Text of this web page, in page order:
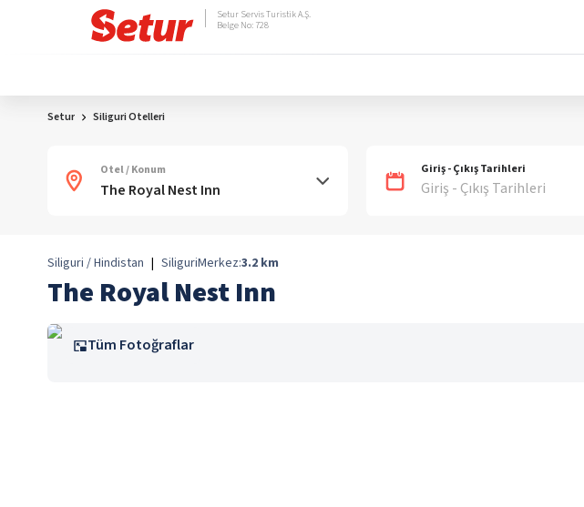
Setur Servis Turistik A.Ş.
Belge No: 728
Setur Siliguri Otelleri
Otel / Konum Giriş - Çıkış Tarihleri
Giriş - Çıkış Tarihleri
Siliguri / Hindistan | SiliguriMerkez:3.2 km
The Royal Nest Inn
Tüm Fotoğraflar